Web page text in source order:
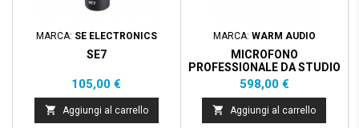
MARCA: SE ELECTRONICS
SE7
Prezzo
105,00 €
 Aggiungi al carrello
MARCA: WARM AUDIO
MICROFONO
PROFESSIONALE DA STUDIO
A CONDENSATORE -
VERSIONE AGGIORNATA
Prezzo
598,00 €
 Aggiungi al carrello